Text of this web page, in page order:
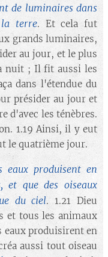
de luminaires dans
terre. Et cela fut
grands luminaires,
au jour, et le plus
nuit ; Il fit aussi les
dans l'étendue du
présider au jour et
d'avec les ténèbres.
1.19 Ainsi, il y eut
le quatrième jour.
eaux produisent en
et que des oiseaux
du ciel. 1.21 Dieu
et tous les animaux
eaux produisirent en
aussi tout oiseau